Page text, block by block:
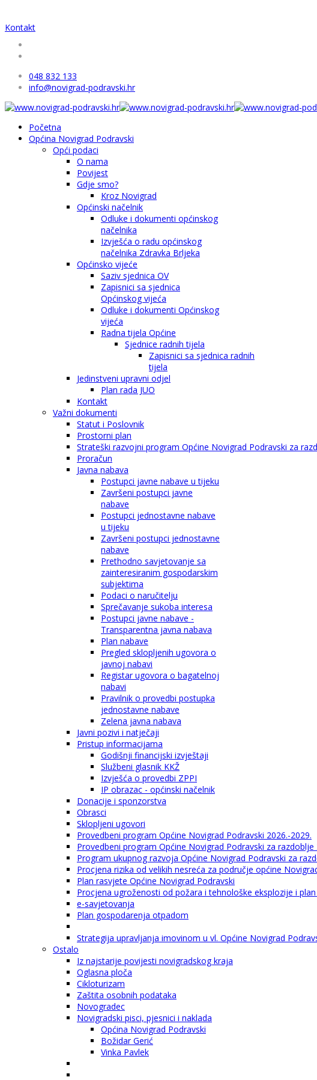
Kontakt
048 832 133
info@novigrad-podravski.hr
Početna
Općina Novigrad Podravski
Opći podaci
O nama
Povijest
Gdje smo?
Kroz Novigrad
Općinski načelnik
Odluke i dokumenti općinskog
načelnika
Izvješća o radu općinskog
načelnika Zdravka Brljeka
Općinsko vijeće
Saziv sjednica OV
Zapisnici sa sjednica
Općinskog vijeća
Odluke i dokumenti Općinskog
vijeća
Radna tijela Općine
Sjednice radnih tijela
Zapisnici sa sjednica radnih
tijela
Jedinstveni upravni odjel
Plan rada JUO
Kontakt
Važni dokumenti
Statut i Poslovnik
Prostorni plan
Strateški razvojni program Općine Novigrad Podravski za
Proračun
Javna nabava
Postupci javne nabave u tijeku
Završeni postupci javne
nabave
Postupci jednostavne nabave
u tijeku
Završeni postupci jednostavne
nabave
Prethodno savjetovanje sa
zainteresiranim gospodarskim
subjektima
Podaci o naručitelju
Sprečavanje sukoba interesa
Postupci javne nabave -
Transparentna javna nabava
Plan nabave
Pregled sklopljenih ugovora o
javnoj nabavi
Registar ugovora o bagatelnoj
nabavi
Pravilnik o provedbi postupka
jednostavne nabave
Zelena javna nabava
Javni pozivi i natječaji
Pristup informacijama
Godišnji financijski izvještaji
Službeni glasnik KKŽ
Izvješća o provedbi ZPPI
IP obrazac - općinski načelnik
Donacije i sponzorstva
Obrasci
Sklopljeni ugovori
Provedbeni program Općine Novigrad Podravski 2026.-2029.
Provedbeni program Općine Novigrad Podravski za razdoblje
Program ukupnog razvoja Općine Novigrad Podravski za
Procjena rizika od velikih nesreća za područje općine
Plan rasvjete Općine Novigrad Podravski
Procjena ugroženosti od požara i tehnološke eksplozije i
e-savjetovanja
Plan gospodarenja otpadom
Strategija upravljanja imovinom u vl. Općine Novigrad
Ostalo
Iz najstarije povijesti novigradskog kraja
Oglasna ploča
Cikloturizam
Zaštita osobnih podataka
Novogradec
Novigradski pisci, pjesnici i naklada
Općina Novigrad Podravski
Božidar Gerić
Vinka Pavlek